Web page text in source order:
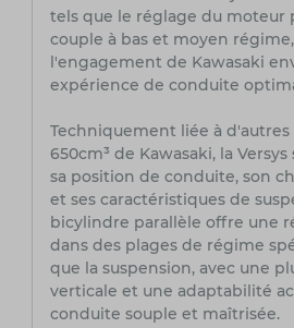
tels que le réglage du moteur
couple à bas et moyen
l'engagement de Kawasaki
expérience de conduite
Techniquement liée à
650cm³ de Kawasaki, la
sa position de conduite, son
et ses caractéristiques de
bicylindre parallèle offre une
dans des plages de régime
que la suspension, avec une
verticale et une adaptabilité
conduite souple et maîtrisée.